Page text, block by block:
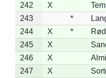
242
X
243
*
244
X *
245
X
246
X
247
X